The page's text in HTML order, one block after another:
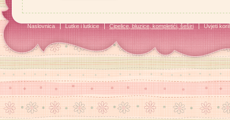
Naslovnica Lutke i lutkice Cipelice, bluzice, kompletići, šeširi Uvjeti